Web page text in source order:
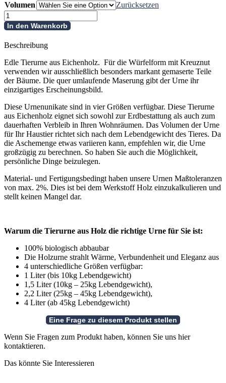
Volumen
Zurücksetzen
Edle
Tierurne
aus
Eichenholz
Menge
In den Warenkorb
Beschreibung
Edle Tierurne aus Eichenholz. Für die Würfelform mit Kreuznut
verwenden wir ausschließlich besonders markant gemaserte Teile
der Bäume. Die quer umlaufende Maserung gibt der Urne ihr
einzigartiges Erscheinungsbild.
Diese Urnenunikate sind in vier Größen verfügbar. Diese Tierurne
aus Eichenholz eignet sich sowohl zur Erdbestattung als auch zum
dauerhaften Verbleib in Ihren Wohnräumen. Das Volumen der Urne
für Ihr Haustier richtet sich nach dem Lebendgewicht des Tieres. Da
die Aschemenge etwas variieren kann, empfehlen wir, die Urne
großzügig zu berechnen. So haben Sie auch die Möglichkeit,
persönliche Dinge beizulegen.
Material- und Fertigungsbedingt haben unsere Urnen Maßtoleranzen
von max. 2%. Dies ist bei dem Werkstoff Holz einzukalkulieren und
stellt keinen Mangel dar.
Warum die Tierurne aus Holz die richtige Urne für Sie ist:
100% biologisch abbaubar
Die Holzurne strahlt Wärme, Verbundenheit und Eleganz aus
4 unterschiedliche Größen verfügbar:
1 Liter (bis 10kg Lebendgewicht)
1,5 Liter (10kg – 25kg Lebendgewicht),
2,2 Liter (25kg – 45kg Lebendgewicht),
4 Liter (ab 45kg Lebendgewicht)
Wenn Sie Fragen zum Produkt haben, können Sie uns hier
kontaktieren.
Das könnte Sie Interessieren